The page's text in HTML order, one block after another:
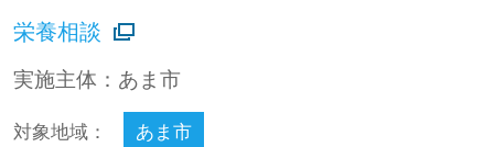
栄養相談
実施主体：あま市
対象地域： あま市